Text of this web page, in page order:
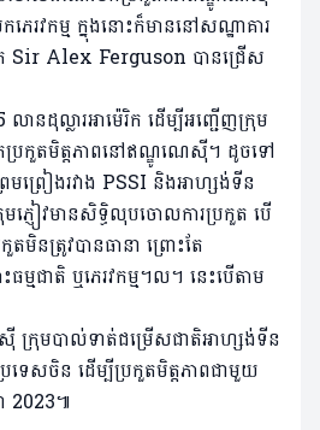
ភេរវកម្ម​ ក្នុង​នោះ​ក៏​មាន​នៅ​សណ្ឋាគារ​
Sir Alex Ferguson បាន​ជ្រើស​
ដុល្លារ​អាម៉េរិក ដើម្បី​អញ្ជើញ​ក្រុម
ប្រកួត​មិត្ត​ភាព​នៅ​ឥណ្ឌូណេស៊ី​។ ដូច​ទៅ​
ម​ព្រៀង​រវាង​ PSSI និងអាហ្សង់ទីន
ភ្ញៀវ​មាន​សិទ្ធិ​លុប​ចោល​ការ​ប្រកួត​ បើ​
មិន​ត្រូវ​បាន​ធានា​ ព្រោះ​តែ​
មជាតិ​ ឬ​ភេរវកម្ម​។ល។ នេះ​បើ​តាម​
រុម​បាល់​ទាត់​ជម្រើស​ជាតិ​អាហ្សង់ទីន
ទេស​ចិន ដើម្បី​ប្រកួត​មិត្ត​ភាព​ជាមួយ​
2023​៕